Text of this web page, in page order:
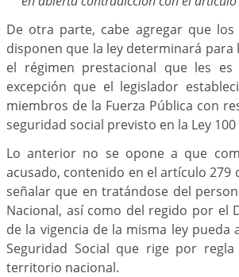
De otra parte, cabe agregar que
disponen que la ley determinará para
el régimen prestacional que les
excepción que el legislador
miembros de la Fuerza Pública con
seguridad social previsto en la Ley 100
Lo anterior no se opone a que
acusado, contenido en el artículo 279
señalar que en tratándose del
Nacional, así como del regido por el
de la vigencia de la misma ley
Seguridad Social que rige por
territorio nacional.